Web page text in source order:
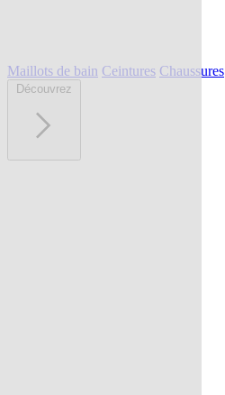
Maillots de bain Ceintures Chaussures
Découvrez